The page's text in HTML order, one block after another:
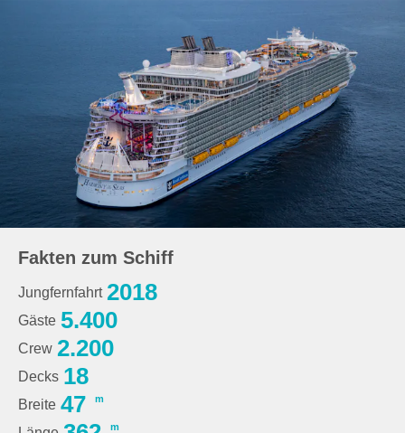
Fakten zum Schiff
Jungfernfahrt 2018
Gäste 5.400
Crew 2.200
Decks 18
Breite 47 m
m